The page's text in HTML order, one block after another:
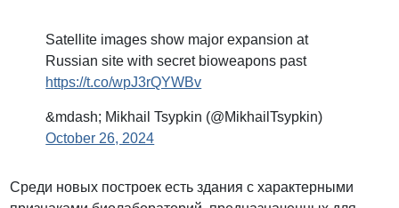
Satellite images show major expansion at
Russian site with secret bioweapons past
https://t.co/wpJ3rQYWBv
&mdash; Mikhail Tsypkin (@MikhailTsypkin)
October 26, 2024
Среди новых построек есть здания с характерными